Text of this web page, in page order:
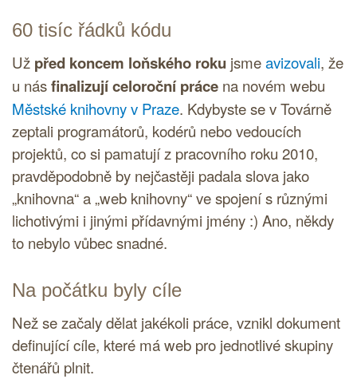
60 tisíc řádků kódu
Už před koncem loňského roku jsmeavizovali, že
u násfinalizují celoroční práce na novém webu
Městské knihovny v Praze. Kdybyste se v Továrně
zeptali programátorů, kodérů nebo vedoucích
projektů, co si pamatují z pracovního roku 2010,
pravděpodobně by nejčastěji padala slova jako
„knihovna“ a „web knihovny“ ve spojení s různými
lichotivými i jinými přídavnými jmény :) Ano, někdy
to nebylo vůbec snadné.
Na počátku byly cíle
Než se začaly dělat jakékoli práce, vznikl dokument
definující cíle, které má web pro jednotlivé skupiny
čtenářů plnit.